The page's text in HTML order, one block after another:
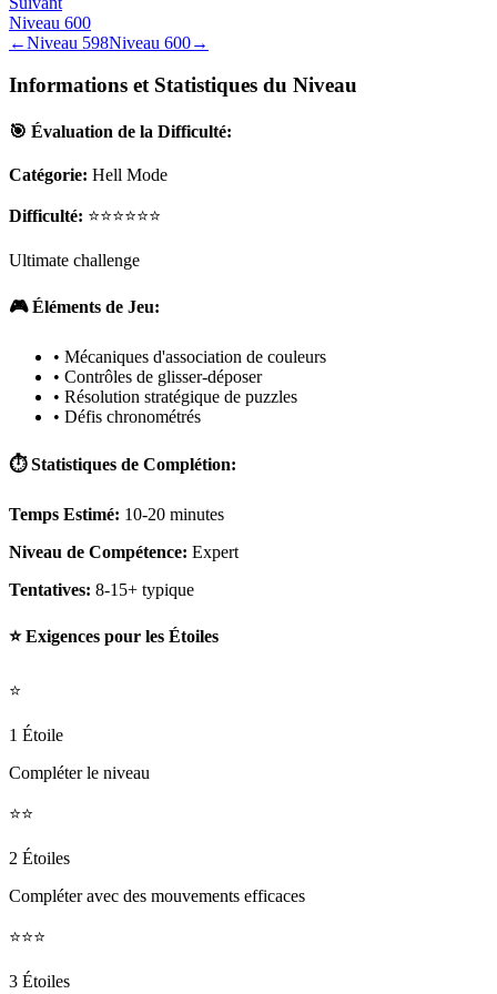
Niveau 600
←Niveau 598Niveau 600→
Informations et Statistiques du Niveau
🎯 Évaluation de la Difficulté:
Catégorie: Hell Mode
Difficulté: ⭐⭐⭐⭐⭐⭐
Ultimate challenge
🎮 Éléments de Jeu:
• Mécaniques d'association de couleurs
• Contrôles de glisser-déposer
• Résolution stratégique de puzzles
• Défis chronométrés
⏱️ Statistiques de Complétion:
Temps Estimé: 10-20 minutes
Niveau de Compétence: Expert
Tentatives: 8-15+ typique
⭐ Exigences pour les Étoiles
⭐
1 Étoile
Compléter le niveau
⭐⭐
2 Étoiles
Compléter avec des mouvements efficaces
⭐⭐⭐
3 Étoiles